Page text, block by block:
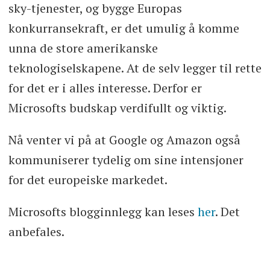
sky-tjenester, og bygge Europas
konkurransekraft, er det umulig å komme
unna de store amerikanske
teknologiselskapene. At de selv legger til rette
for det er i alles interesse. Derfor er
Microsofts budskap verdifullt og viktig.
Nå venter vi på at Google og Amazon også
kommuniserer tydelig om sine intensjoner
for det europeiske markedet.
Microsofts blogginnlegg kan leses her. Det
anbefales.